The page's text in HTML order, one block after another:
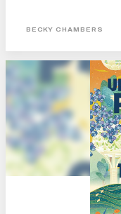
engouement. Chez elle, pas
BECKY CHAMBERS